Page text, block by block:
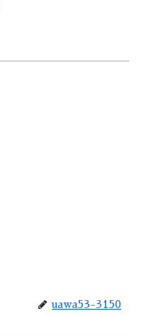
uawa53-3150